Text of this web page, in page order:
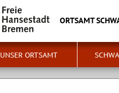
ORTSAMT
UNSER ORTSAMT